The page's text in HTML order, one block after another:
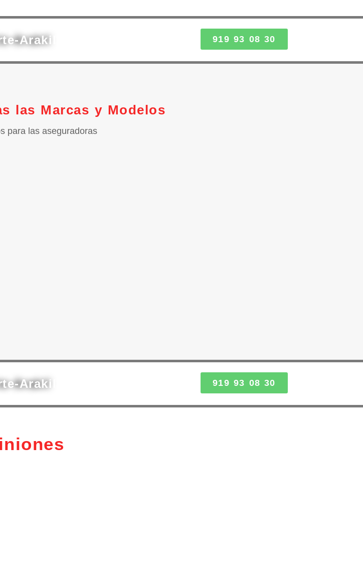
Arakil 919 93 08 30
las Marcas y Modelos
para las aseguradoras
Arakil 919 93 08 30